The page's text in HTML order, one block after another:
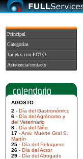
Principal
Categorías
Tarjetas con FOTO
Asistencia/contacto
AGOSTO
2 - Día del Gastronómico
6 - Día del Agrónomo y
del Veterinario
8 - Día del Niño
17 -Aniv. Muerte Gral S.
Martín
25 - Día del Peluquero
26 - Día del Actor
29 - Día del Abogado